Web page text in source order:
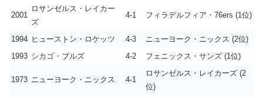
2001
ロサンゼルス・レイカー
ズ
4-1 フィラデルフィア・76ers (1位)
1994 ヒューストン・ロケッツ 4-3
ニューヨーク・ニックス (2位)
1993 シカゴ・ブルズ 4-2 フェニックス・サンズ (1位)
1973 ニューヨーク・ニックス 4-1
ロサンゼルス・レイカーズ (2
位)